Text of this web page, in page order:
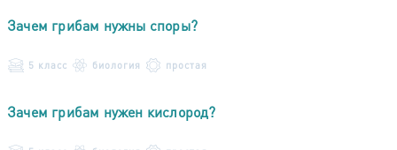
Зачем грибам нужны споры?
5 класс биология простая
Зачем грибам нужен кислород?